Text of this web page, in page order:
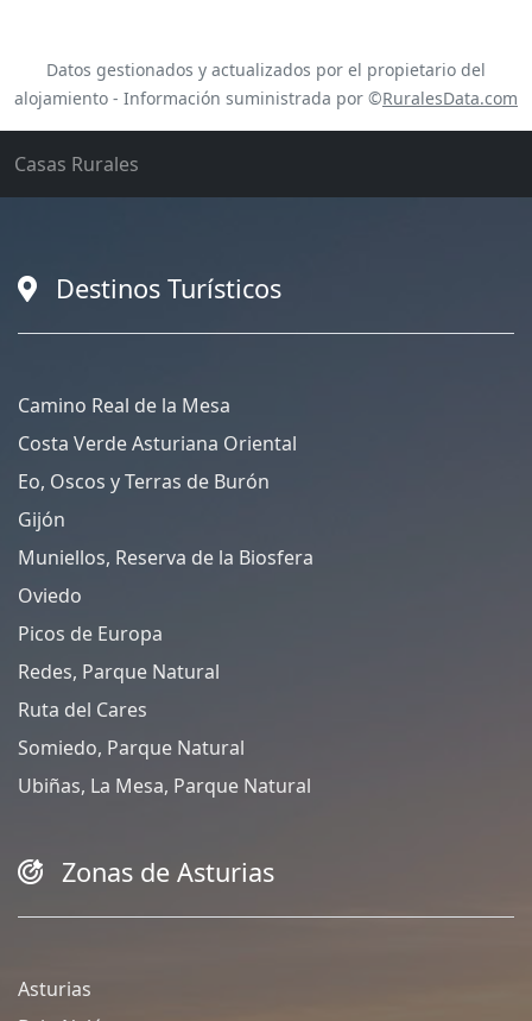
Datos gestionados y actualizados por el propietario del
alojamiento - Información suministrada por ©RuralesData.com
Casas Rurales
Destinos Turísticos
Camino Real de la Mesa
Costa Verde Asturiana Oriental
Eo, Oscos y Terras de Burón
Gijón
Muniellos, Reserva de la Biosfera
Oviedo
Picos de Europa
Redes, Parque Natural
Ruta del Cares
Somiedo, Parque Natural
Ubiñas, La Mesa, Parque Natural
Zonas de Asturias
Asturias